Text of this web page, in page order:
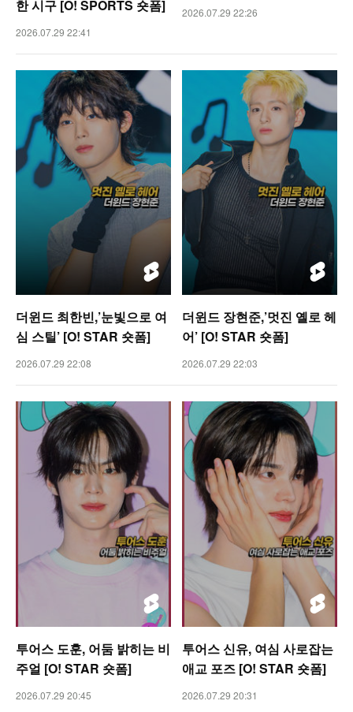
한 시구 [O! SPORTS 숏폼]
2026.07.29 22:41
2026.07.29 22:26
더윈드 최한빈,’눈빛으로 여
심 스틸’ [O! STAR 숏폼]
2026.07.29 22:08
더윈드 장현준,’멋진 옐로 헤
어’ [O! STAR 숏폼]
2026.07.29 22:03
투어스 도훈, 어둠 밝히는 비
주얼 [O! STAR 숏폼]
2026.07.29 20:45
투어스 신유, 여심 사로잡는
애교 포즈 [O! STAR 숏폼]
2026.07.29 20:31